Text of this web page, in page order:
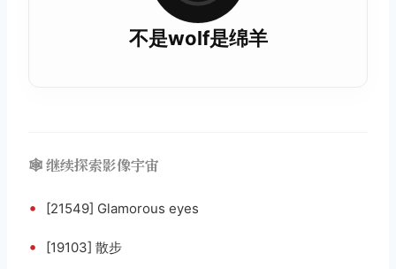
不是wolf是绵羊
🕸️ 继续探索影像宇宙
• [21549] Glamorous eyes
• [19103] 散步